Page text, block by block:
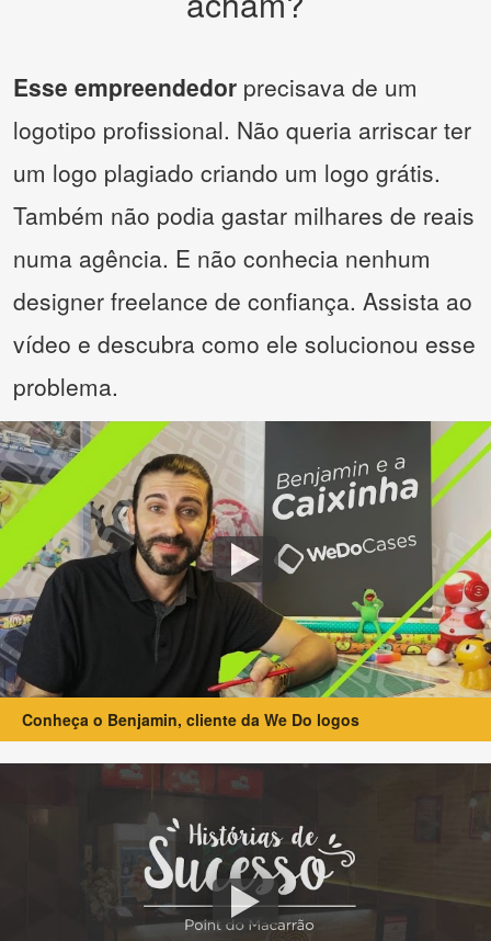
Esse empreendedor precisava de um
logotipo profissional. Não queria arriscar ter
um logo plagiado criando um logo grátis.
Também não podia gastar milhares de reais
numa agência. E não conhecia nenhum
designer freelance de confiança. Assista ao
vídeo e descubra como ele solucionou esse
problema.
Conheça o Benjamin, cliente da We Do logos